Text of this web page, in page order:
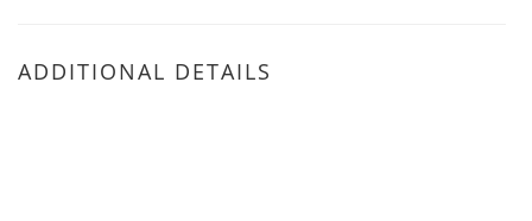
ADDITIONAL DETAILS